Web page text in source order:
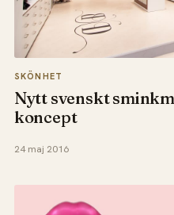
SKÖNHET
Nytt svenskt
koncept
24 maj 2016